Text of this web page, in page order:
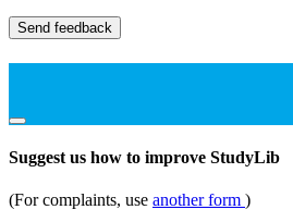
Send feedback
Suggest us how to improve StudyLib
(For complaints, use another form )